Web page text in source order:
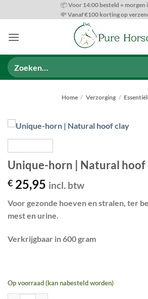
naar
📦 Voor 14:00 besteld = morgen
💸 Vanaf €100 korting op
Zoeken
naar:
Home / Verzorging /
Unique-horn | Natural hoof
€ 25,95 incl. btw
Voor gezonde hoeven en stralen, ter
mest en urine.
Verkrijgbaar in 600 gram
Op voorraad (kan nabesteld worden)